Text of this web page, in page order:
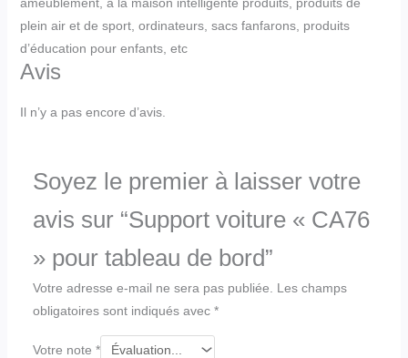
plein air et de sport, ordinateurs, sacs fanfarons, produits
d’éducation pour enfants, etc
Avis
Il n’y a pas encore d’avis.
Soyez le premier à laisser votre
avis sur “Support voiture « CA76
» pour tableau de bord”
Votre adresse e-mail ne sera pas publiée.
Les champs
obligatoires sont indiqués avec *
Votre note *